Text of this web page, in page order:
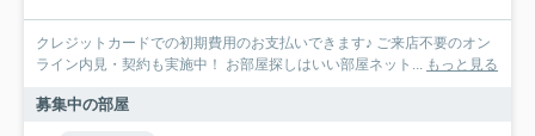
クレジットカードでの初期費用のお支払いできます♪ ご来店不要のオン
ライン内見・契約も実施中！ お部屋探しはいい部屋ネット... もっと見る
募集中の部屋